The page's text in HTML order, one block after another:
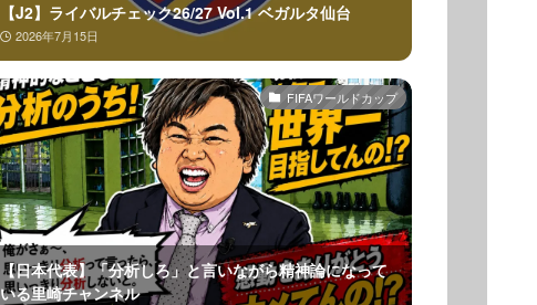
【J2】ライバルチェック26/27 Vol.1 ベガルタ仙台
2026年7月15日
FIFAワールドカップ
【日本代表】「分析しろ」と言いながら精神論になって
いる里崎チャンネル